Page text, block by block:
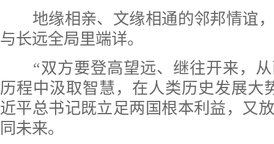
地缘相亲、文缘相通的邻邦情谊，
与长远全局里端详。
“双方要登高望远、继往开来，从
历程中汲取智慧，在人类历史发展大
近平总书记既立足两国根本利益，又
同未来。